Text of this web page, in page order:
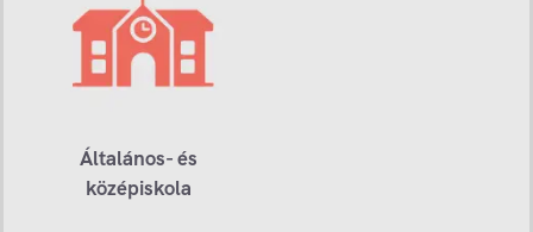
Általános- és
középiskola